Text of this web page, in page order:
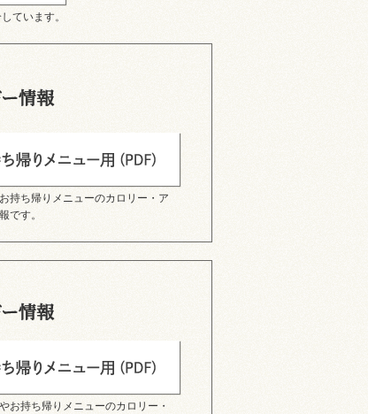
ています。
持ち帰りメニューのカロリー・ア
です。
お持ち帰りメニューのカロリー・